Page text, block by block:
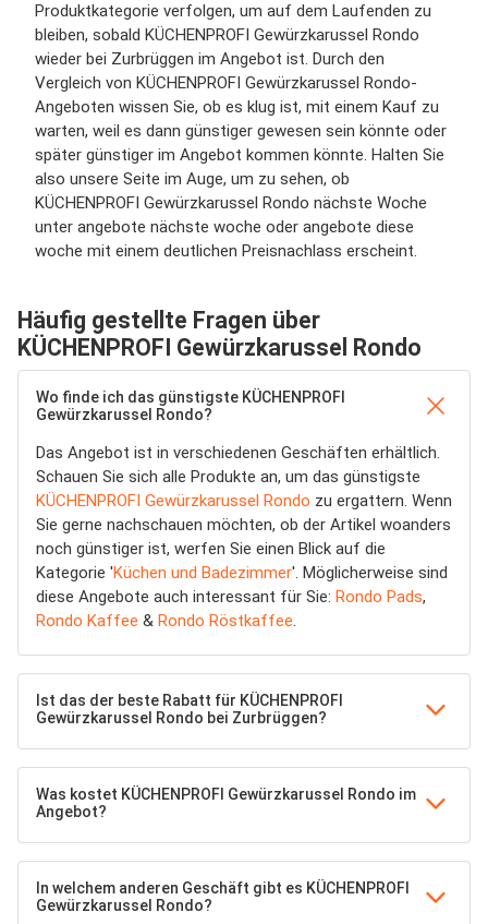
Produktkategorie verfolgen, um auf dem Laufenden zu
bleiben, sobald KÜCHENPROFI Gewürzkarussel Rondo
wieder bei Zurbrüggen im Angebot ist. Durch den
Vergleich von KÜCHENPROFI Gewürzkarussel Rondo-
Angeboten wissen Sie, ob es klug ist, mit einem Kauf zu
warten, weil es dann günstiger gewesen sein könnte oder
später günstiger im Angebot kommen könnte. Halten Sie
also unsere Seite im Auge, um zu sehen, ob
KÜCHENPROFI Gewürzkarussel Rondo nächste Woche
unter angebote nächste woche oder angebote diese
woche mit einem deutlichen Preisnachlass erscheint.
Häufig gestellte Fragen über
KÜCHENPROFI Gewürzkarussel Rondo
Wo finde ich das günstigste KÜCHENPROFI
Gewürzkarussel Rondo?
Das Angebot ist in verschiedenen Geschäften erhältlich.
Schauen Sie sich alle Produkte an, um das günstigste
KÜCHENPROFI Gewürzkarussel Rondo zu ergattern. Wenn
Sie gerne nachschauen möchten, ob der Artikel woanders
noch günstiger ist, werfen Sie einen Blick auf die
Kategorie 'Küchen und Badezimmer'. Möglicherweise sind
diese Angebote auch interessant für Sie: Rondo Pads,
Rondo Kaffee & Rondo Röstkaffee.
Ist das der beste Rabatt für KÜCHENPROFI
Gewürzkarussel Rondo bei Zurbrüggen?
Was kostet KÜCHENPROFI Gewürzkarussel Rondo im
Angebot?
In welchem anderen Geschäft gibt es KÜCHENPROFI
Gewürzkarussel Rondo?